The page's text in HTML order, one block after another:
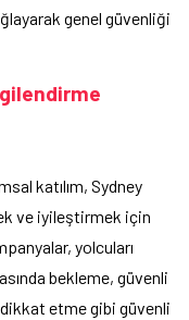
genel güvenliği
katılım, Sydney
ve iyileştirmek için
yolcuları
bekleme, güvenli
etme gibi güvenli